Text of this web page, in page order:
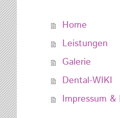
Home
Leistungen
Galerie
Dental-WIKI
Impressum